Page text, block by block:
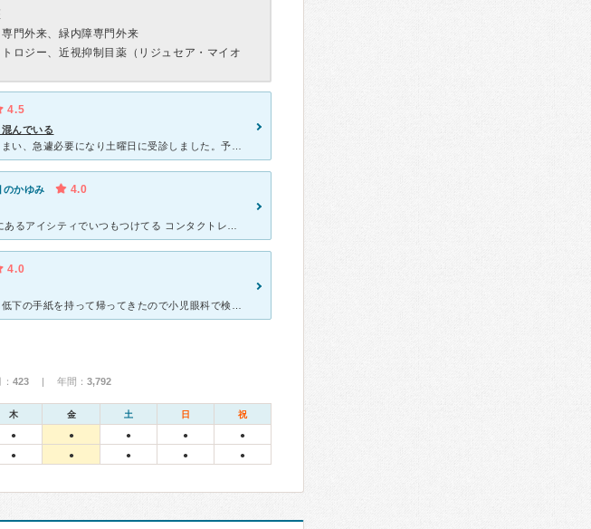
専門外来、緑内障専門外来
ロジー、近視抑制目薬（リジュセア・マイオ
4.5
んでいる
のかゆみ 4.0
4.0
423 | 年間： 3,792
木 金 土 日 祝
● ● ● ● ●
● ● ● ● ●